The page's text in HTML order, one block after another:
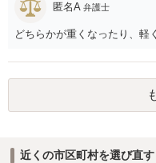
匿名A 弁護士
どちらかが重くなったり、軽
近くの市区町村を選び直す